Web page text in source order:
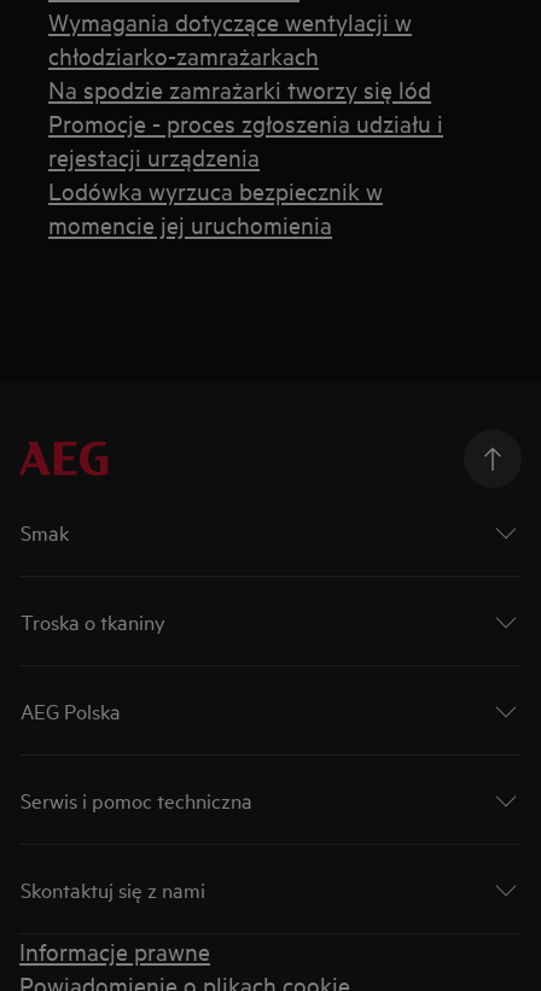
Wymagania dotyczące wentylacji w
chłodziarko-zamrażarkach
Na spodzie zamrażarki tworzy się lód
Promocje - proces zgłoszenia udziału i
rejestacji urządzenia
Lodówka wyrzuca bezpiecznik w
momencie jej uruchomienia
Smak
Troska o tkaniny
AEG Polska
Serwis i pomoc techniczna
Skontaktuj się z nami
Informacje prawne
Powiadomienie o plikach cookie